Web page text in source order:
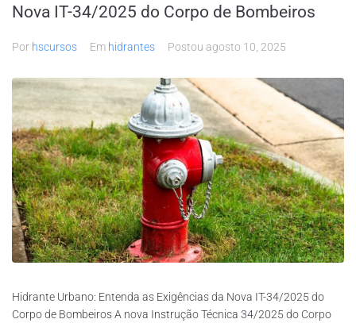
Nova IT-34/2025 do Corpo de Bombeiros
Por hscursos Em hidrantes Postou agosto 10, 2025
Hidrante Urbano: Entenda as Exigências da Nova IT-34/2025 do
Corpo de Bombeiros A nova Instrução Técnica 34/2025 do Corpo